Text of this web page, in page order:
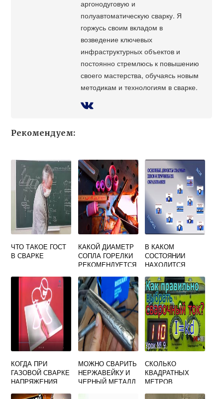
аргонодуговую и
полуавтоматическую сварку. Я
горжусь своим вкладом в
возведение ключевых
инфраструктурных объектов и
постоянно стремлюсь к повышению
своего мастерства, обучаясь новым
методикам и технологиям в сварке.
Рекомендуем:
ЧТО ТАКОЕ ГОСТ
В СВАРКЕ
КАКОЙ ДИАМЕТР
СОПЛА ГОРЕЛКИ
РЕКОМЕНДУЕТСЯ
ПРИ РУЧНОЙ
АРГОНОДУГОВОЙ
СВАРКЕ ТИТАНА 4
30
В КАКОМ
СОСТОЯНИИ
НАХОДИТСЯ
СВАРНОГО ШВА
ПОСЛЕ СВАРКИ И
ПОЛНОГО
ОСТЫВАНИЯ
КОГДА ПРИ
ГАЗОВОЙ СВАРКЕ
НАПРЯЖЕНИЯ
МОЖНО СВАРИТЬ
НЕРЖАВЕЙКУ И
ЧЕРНЫЙ МЕТАЛЛ
СКОЛЬКО
КВАДРАТНЫХ
МЕТРОВ